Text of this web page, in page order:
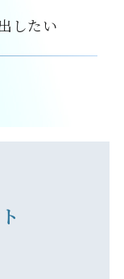
したい